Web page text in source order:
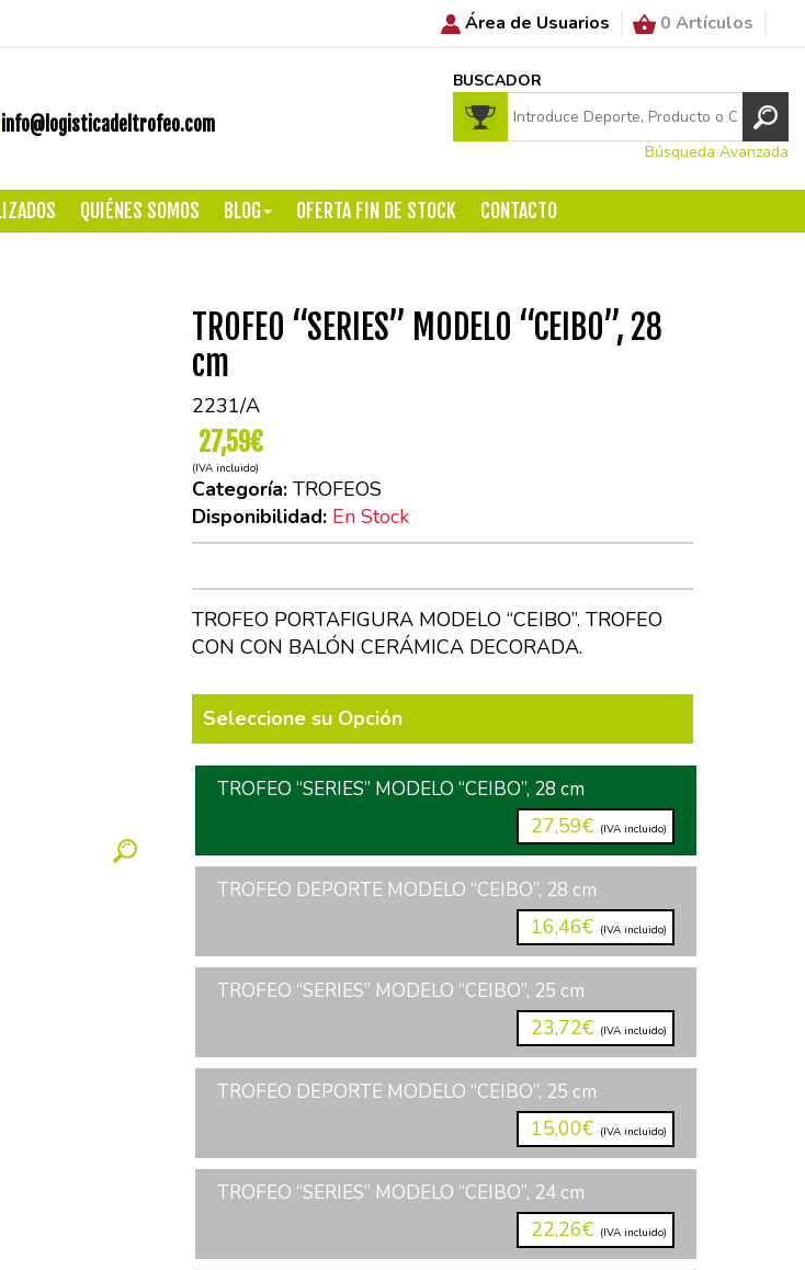
Área de Usuarios 0 Artículos
info@logisticadeltrofeo.com
BUSCADOR
Búsqueda Avanzada
QUIÉNES SOMOS BLOG OFERTA FIN DE STOCK CONTACTO
TROFEO “SERIES” MODELO “CEIBO”, 28
cm
2231/A
27,59€
(IVA incluido)
Categoría: TROFEOS
Disponibilidad: En Stock
TROFEO PORTAFIGURA MODELO “CEIBO”. TROFEO
CON CON BALÓN CERÁMICA DECORADA.
Seleccione su Opción
TROFEO “SERIES” MODELO “CEIBO”, 28 cm
27,59€ (IVA incluido)
TROFEO DEPORTE MODELO “CEIBO”, 28 cm
16,46€ (IVA incluido)
TROFEO “SERIES” MODELO “CEIBO”, 25 cm
23,72€ (IVA incluido)
TROFEO DEPORTE MODELO “CEIBO”, 25 cm
15,00€ (IVA incluido)
TROFEO “SERIES” MODELO “CEIBO”, 24 cm
22,26€ (IVA incluido)